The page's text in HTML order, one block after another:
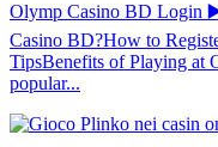
Olymp Casino BD Login
Casino BD?How to
TipsBenefits of Playing at
popular...